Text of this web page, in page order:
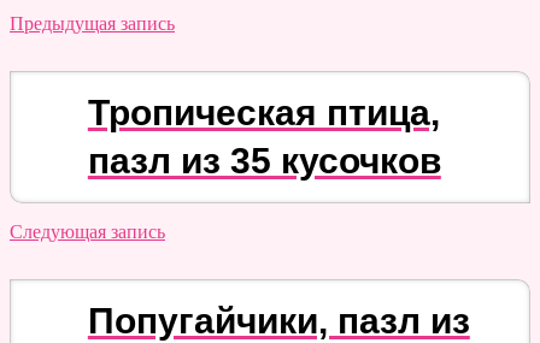
Предыдущая запись
Тропическая птица,
пазл из 35 кусочков
Следующая запись
Попугайчики, пазл из